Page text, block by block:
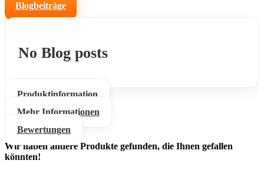
Blogbeiträge
No Blog posts
Produktinformation
Mehr Informationen
Bewertungen
Wir haben andere Produkte gefunden, die Ihnen gefallen
könnten!